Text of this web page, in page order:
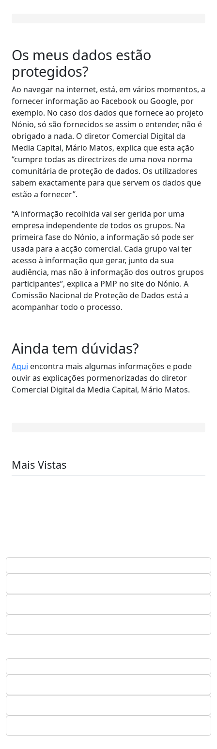
Os meus dados estão
protegidos?
Ao navegar na internet, está, em vários momentos, a
fornecer informação ao Facebook ou Google, por
exemplo. No caso dos dados que fornece ao projeto
Nónio, só são fornecidos se assim o entender, não é
obrigado a nada. O diretor Comercial Digital da
Media Capital, Mário Matos, explica que esta ação
“cumpre todas as directrizes de uma nova norma
comunitária de proteção de dados. Os utilizadores
sabem exactamente para que servem os dados que
estão a fornecer”.
“A informação recolhida vai ser gerida por uma
empresa independente de todos os grupos. Na
primeira fase do Nónio, a informação só pode ser
usada para a acção comercial. Cada grupo vai ter
acesso à informação que gerar, junto da sua
audiência, mas não à informação dos outros grupos
participantes”, explica a PMP no site do Nónio. A
Comissão Nacional de Proteção de Dados está a
acompanhar todo o processo.
Ainda tem dúvidas?
Aqui encontra mais algumas informações e pode
ouvir as explicações pormenorizadas do diretor
Comercial Digital da Media Capital, Mário Matos.
Mais Vistas